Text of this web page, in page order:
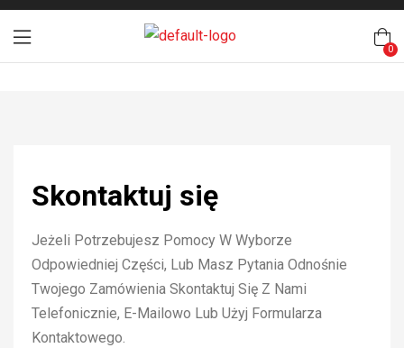
0
Skontaktuj się
Jeżeli Potrzebujesz Pomocy W Wyborze
Odpowiedniej Części, Lub Masz Pytania Odnośnie
Twojego Zamówienia Skontaktuj Się Z Nami
Telefonicznie, E-Mailowo Lub Użyj Formularza
Kontaktowego.